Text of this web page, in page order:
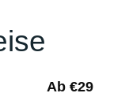
Ab €29